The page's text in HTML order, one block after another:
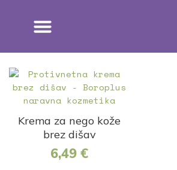
Krema za nego kože
brez dišav
6,49€